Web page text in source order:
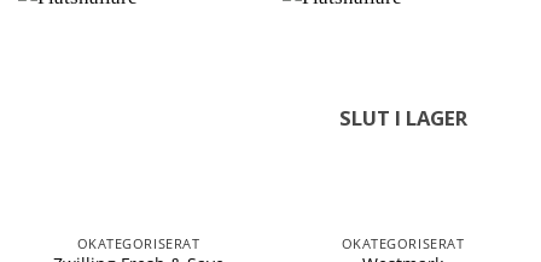
OKATEGORISERAT
SLUT I LAGER
OKATEGORISERAT